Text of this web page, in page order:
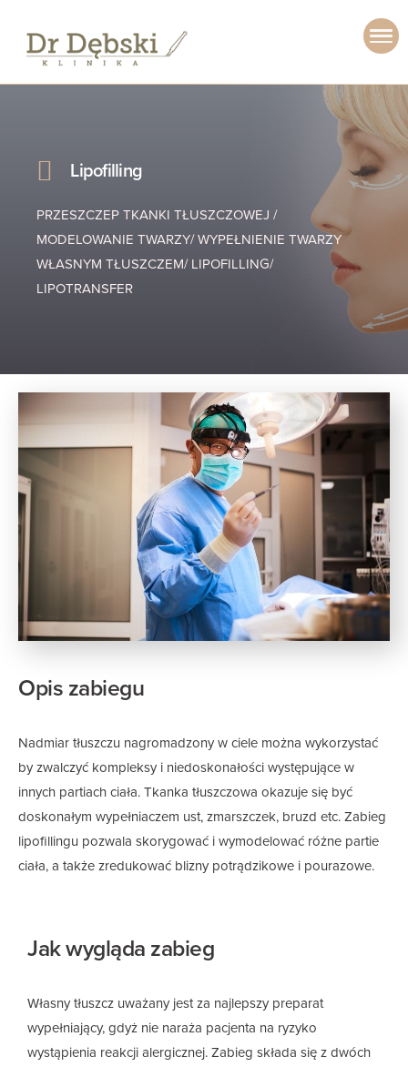
Lipofilling
PRZESZCZEP TKANKI TŁUSZCZOWEJ /
MODELOWANIE TWARZY/ WYPEŁNIENIE TWARZY
WŁASNYM TŁUSZCZEM/ LIPOFILLING/
LIPOTRANSFER
Opis zabiegu
Nadmiar tłuszczu nagromadzony w ciele można wykorzystać
by zwalczyć kompleksy i niedoskonałości występujące w
innych partiach ciała. Tkanka tłuszczowa okazuje się być
doskonałym wypełniaczem ust, zmarszczek, bruzd etc. Zabieg
lipofillingu pozwala skorygować i wymodelować różne partie
ciała, a także zredukować blizny potrądzikowe i pourazowe.
Jak wygląda zabieg
Własny tłuszcz uważany jest za najlepszy preparat
wypełniający, gdyż nie naraża pacjenta na ryzyko
wystąpienia reakcji alergicznej. Zabieg składa się z dwóch